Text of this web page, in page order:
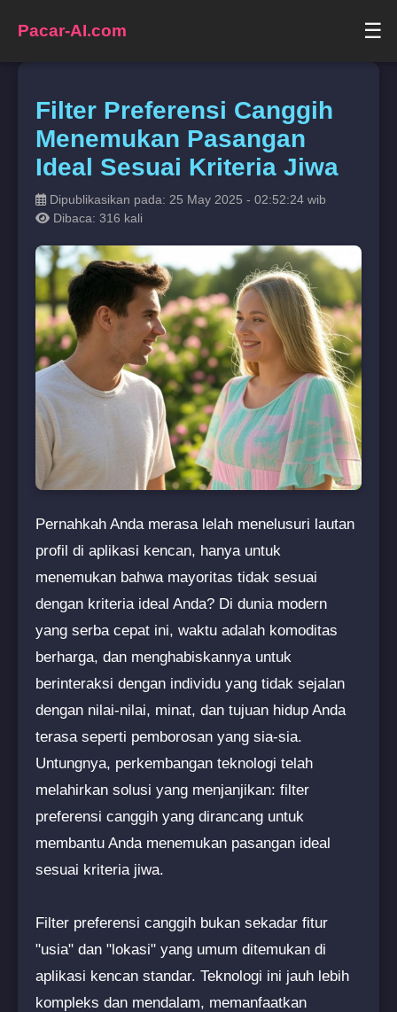
Pacar-AI.com ☰
Filter Preferensi Canggih
Menemukan Pasangan
Ideal Sesuai Kriteria Jiwa
Dipublikasikan pada: 25 May 2025 - 02:52:24 wib
Dibaca: 316 kali
Pernahkah Anda merasa lelah menelusuri lautan
profil di aplikasi kencan, hanya untuk
menemukan bahwa mayoritas tidak sesuai
dengan kriteria ideal Anda? Di dunia modern
yang serba cepat ini, waktu adalah komoditas
berharga, dan menghabiskannya untuk
berinteraksi dengan individu yang tidak sejalan
dengan nilai-nilai, minat, dan tujuan hidup Anda
terasa seperti pemborosan yang sia-sia.
Untungnya, perkembangan teknologi telah
melahirkan solusi yang menjanjikan: filter
preferensi canggih yang dirancang untuk
membantu Anda menemukan pasangan ideal
sesuai kriteria jiwa.
Filter preferensi canggih bukan sekadar fitur
"usia" dan "lokasi" yang umum ditemukan di
aplikasi kencan standar. Teknologi ini jauh lebih
kompleks dan mendalam, memanfaatkan